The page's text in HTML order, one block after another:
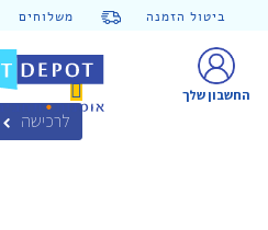
ביטול הזמנה משלוחים
לרכישה
החשבון שלך